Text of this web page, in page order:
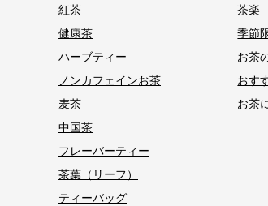
紅茶
健康茶
ハーブティー
ノンカフェインお茶
麦茶
中国茶
フレーバーティー
茶葉（リーフ）
ティーバッグ
茶楽
季節
お茶
おす
お茶